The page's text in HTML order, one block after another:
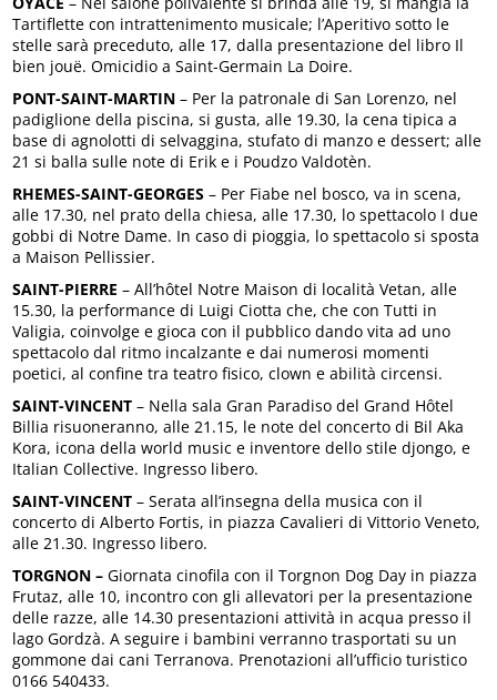
Tartiflette con intrattenimento musicale; l’Aperitivo sotto le
stelle sarà preceduto, alle 17, dalla presentazione del libro Il
bien jouë. Omicidio a Saint-Germain La Doire.
PONT-SAINT-MARTIN – Per la patronale di San Lorenzo, nel
padiglione della piscina, si gusta, alle 19.30, la cena tipica a
base di agnolotti di selvaggina, stufato di manzo e dessert; alle
21 si balla sulle note di Erik e i Poudzo Valdotèn.
RHEMES-SAINT-GEORGES – Per Fiabe nel bosco, va in scena,
alle 17.30, nel prato della chiesa, alle 17.30, lo spettacolo I due
gobbi di Notre Dame. In caso di pioggia, lo spettacolo si sposta
a Maison Pellissier.
SAINT-PIERRE – All’hôtel Notre Maison di località Vetan, alle
15.30, la performance di Luigi Ciotta che, che con Tutti in
Valigia, coinvolge e gioca con il pubblico dando vita ad uno
spettacolo dal ritmo incalzante e dai numerosi momenti
poetici, al confine tra teatro fisico, clown e abilità circensi.
SAINT-VINCENT – Nella sala Gran Paradiso del Grand Hôtel
Billia risuoneranno, alle 21.15, le note del concerto di Bil Aka
Kora, icona della world music e inventore dello stile djongo, e
Italian Collective. Ingresso libero.
SAINT-VINCENT – Serata all’insegna della musica con il
concerto di Alberto Fortis, in piazza Cavalieri di Vittorio Veneto,
alle 21.30. Ingresso libero.
TORGNON – Giornata cinofila con il Torgnon Dog Day in piazza
Frutaz, alle 10, incontro con gli allevatori per la presentazione
delle razze, alle 14.30 presentazioni attività in acqua presso il
lago Gordzà. A seguire i bambini verranno trasportati su un
gommone dai cani Terranova. Prenotazioni all’ufficio turistico
0166 540433.